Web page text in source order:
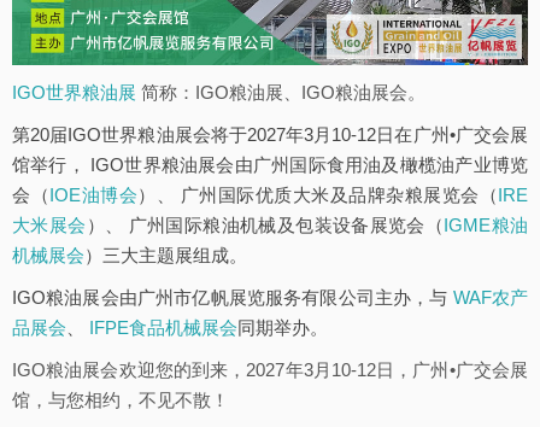
IGO世界粮油展 简称：IGO粮油展、IGO粮油展会。
第20届IGO世界粮油展会将于2027年3月10-12日在广州•广交会展
馆举行， IGO世界粮油展会由广州国际食用油及橄榄油产业博览
会（IOE油博会）、 广州国际优质大米及品牌杂粮展览会（IRE
大米展会 ）、 广州国际粮油机械及包装设备展览会（IGME粮油
机械展会）三大主题展组成。
IGO粮油展会由广州市亿帆展览服务有限公司主办，与 WAF农产
品展会
IFPE食品机械展会同期举办。
IGO粮油展会欢迎您的到来，2027年3月10-12日，广州•广交会展
馆，与您相约，不见不散！